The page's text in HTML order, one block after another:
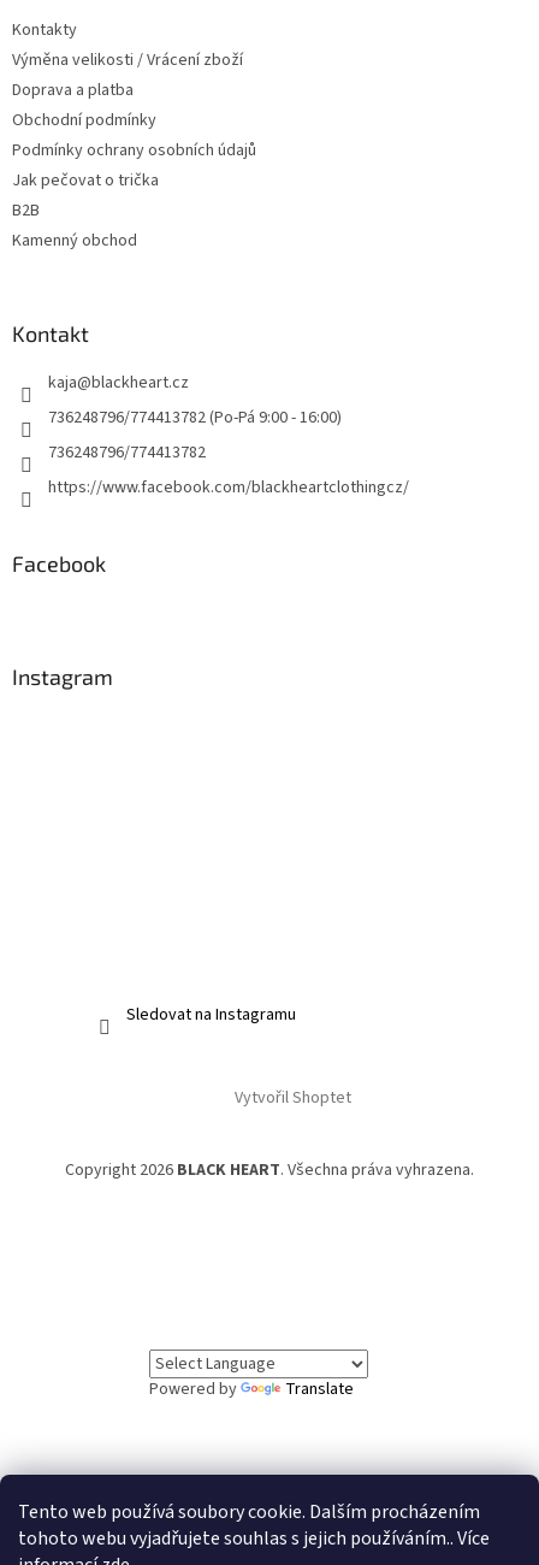
Tento web používá soubory cookie. Dalším procházením
tohoto webu vyjadřujete souhlas s jejich používáním.. Více
Kontakty
Výměna velikosti / Vrácení zboží
Doprava a platba
Obchodní podmínky
Podmínky ochrany osobních údajů
Jak pečovat o trička
B2B
Kamenný obchod
Kontakt
kaja@blackheart.cz
736248796/774413782 (Po-Pá 9:00 - 16:00)
736248796/774413782
https://www.facebook.com/blackheartclothingcz/
Facebook
Instagram
Sledovat na Instagramu
Vytvořil Shoptet
Copyright 2026 BLACK HEART. Všechna práva vyhrazena.
Powered by Translate
// Informační lišta